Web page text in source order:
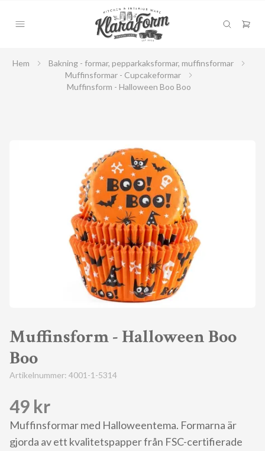
Hem
Bakning - formar, pepparkaksformar, muffinsformar
Muffinsformar - Cupcakeformar
Muffinsform - Halloween Boo Boo
Muffinsform - Halloween Boo
Boo
Artikelnummer: 4001-1-5314
49 kr
Muffinsformar med Halloweentema. Formarna är
gjorda av ett kvalitetspapper från FSC-certifierade